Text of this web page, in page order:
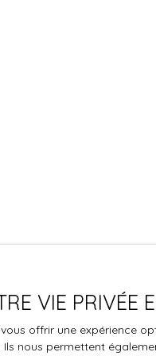
VIE PRIVÉE
offrir une expérience
nous permettent